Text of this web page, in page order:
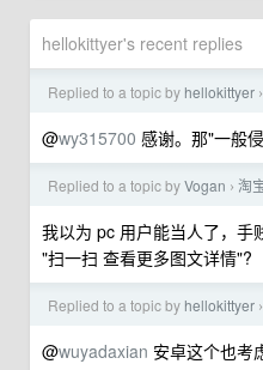
hellokittyer's recent replies
Replied to a topic by hellokittyer ›
@wy315700 感谢。那"一般
Replied to a topic byVogan › 淘
我以为 pc 用户能当人了，手
"扫一扫 查看更多图文详情"?
Replied to a topic by hellokittyer ›
@wuyadaxian 安卓这个也考